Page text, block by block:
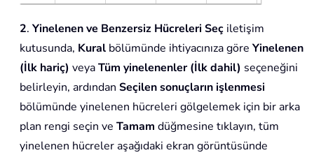
2. Yinelenen ve Benzersiz Hücreleri Seç iletişim
kutusunda, Kural bölümünde ihtiyacınıza göre Yinelenen
(İlk hariç) veyaTüm yinelenenler (İlk dahil) seçeneğini
belirleyin, ardından Seçilen sonuçların işlenmesi
bölümünde yinelenen hücreleri gölgelemek için bir arka
plan rengi seçin ve Tamam düğmesine tıklayın, tüm
yinelenen hücreler aşağıdaki ekran görüntüsünde